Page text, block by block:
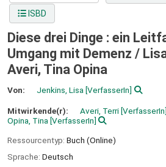
ISBD
Diese drei Dinge : ein
Umgang mit Demenz /
Averi, Tina Opina
Von: Jenkins, Lisa [VerfasserIn]
Mitwirkende(r): Averi, Terri[VerfasserIn]
Opina, Tina [VerfasserIn]
Ressourcentyp: Buch (Online)
Sprache: Deutsch